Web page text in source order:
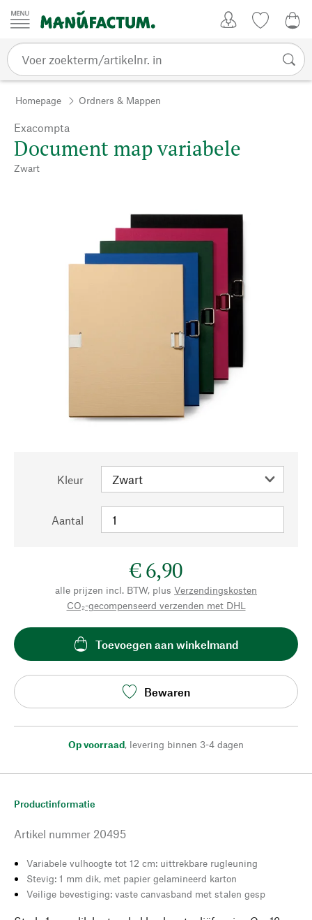
Passer au contenu
Homepage Ordners & Mappen
Exacompta
Document map variabele
Zwart
Kleur
Aantal
€ 6,90
alle prijzen incl. BTW, plus Verzendingskosten
CO₂-gecompenseerd verzenden met DHL
Toevoegen aan winkelmand
Bewaren
Op voorraad, levering binnen 3-4 dagen
Productinformatie
Artikel nummer 20495
Variabele vulhoogte tot 12 cm: uittrekbare rugleuning
Stevig: 1 mm dik, met papier gelamineerd karton
Veilige bevestiging: vaste canvasband met stalen gesp